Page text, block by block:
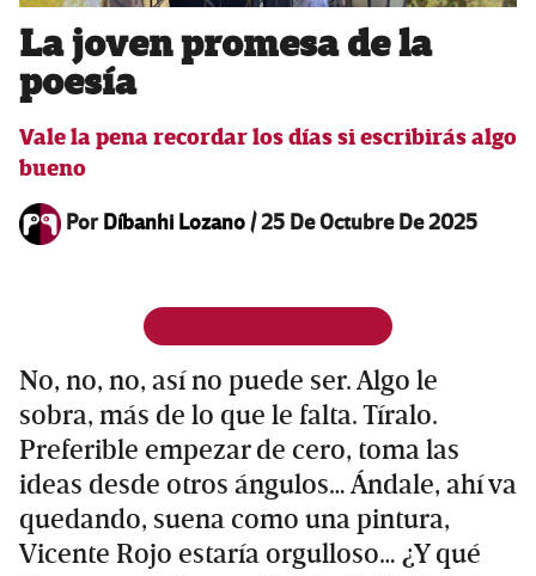
La joven promesa de la
poesía
Vale la pena recordar los días si escribirás algo
bueno
PorDíbanhi Lozano/25 De Octubre De 2025
No, no, no, así no puede ser. Algo le
sobra, más de lo que le falta. Tíralo.
Preferible empezar de cero, toma las
ideas desde otros ángulos… Ándale, ahí va
quedando, suena como una pintura,
Vicente Rojo estaría orgulloso… ¿Y qué